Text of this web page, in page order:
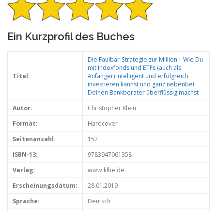
Ein Kurzprofil des Buches
Titel:
Die Faulbär-Strategie zur Million – Wie Du
mit Indexfonds und ETFs (auch als
Anfänger) intelligent und erfolgreich
investieren kannst und ganz nebenbei
Deinen Bankberater überflüssig machst
Autor:
Christopher Klein
Format:
Hardcover
Seitenanzahl:
152
ISBN-13:
9783947061358
Verlag:
www.klhe.de
Erscheinungsdatum:
28.01.2019
Sprache:
Deutsch